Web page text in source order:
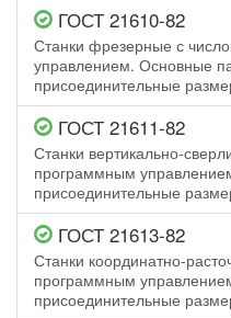
ГОСТ 21610-82
Станки фрезерные с
управлением. Основные
присоединительные
ГОСТ 21611-82
Станки вертикально-
программным
присоединительные
ГОСТ 21613-82
Станки координатно-
программным
присоединительные